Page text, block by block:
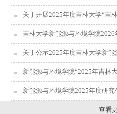
关于开展2025年度吉林大学“吉林银
吉林大学新能源与环境学院2026年博士研究
关于公示2025年度吉林大学新能源与环境学
新能源与环境学院“2025年吉林大
新能源与环境学院2025年度研
查看